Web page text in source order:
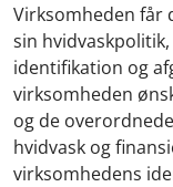
Virksomheden får
sin
identifikation og
virksomheden
og de
hvidvask og
virksomhedens